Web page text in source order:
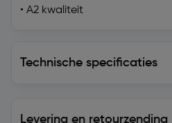
• A2 kwaliteit
Technische specificaties
Levering en retourzending